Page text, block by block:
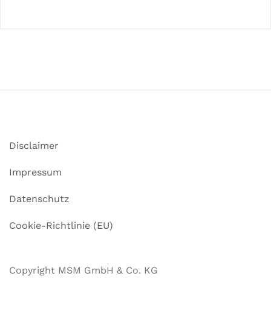
Disclaimer
Impressum
Datenschutz
Cookie-Richtlinie (EU)
Copyright MSM GmbH & Co. KG